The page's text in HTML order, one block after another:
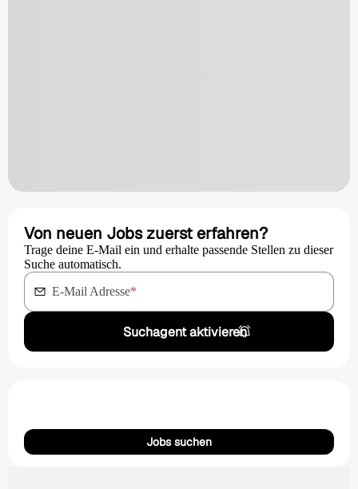
Von neuen Jobs zuerst erfahren?
Trage deine E-Mail ein und erhalte passende Stellen zu dieser
Suche automatisch.
E-Mail Adresse*
Suchagent aktivieren
Jobs suchen